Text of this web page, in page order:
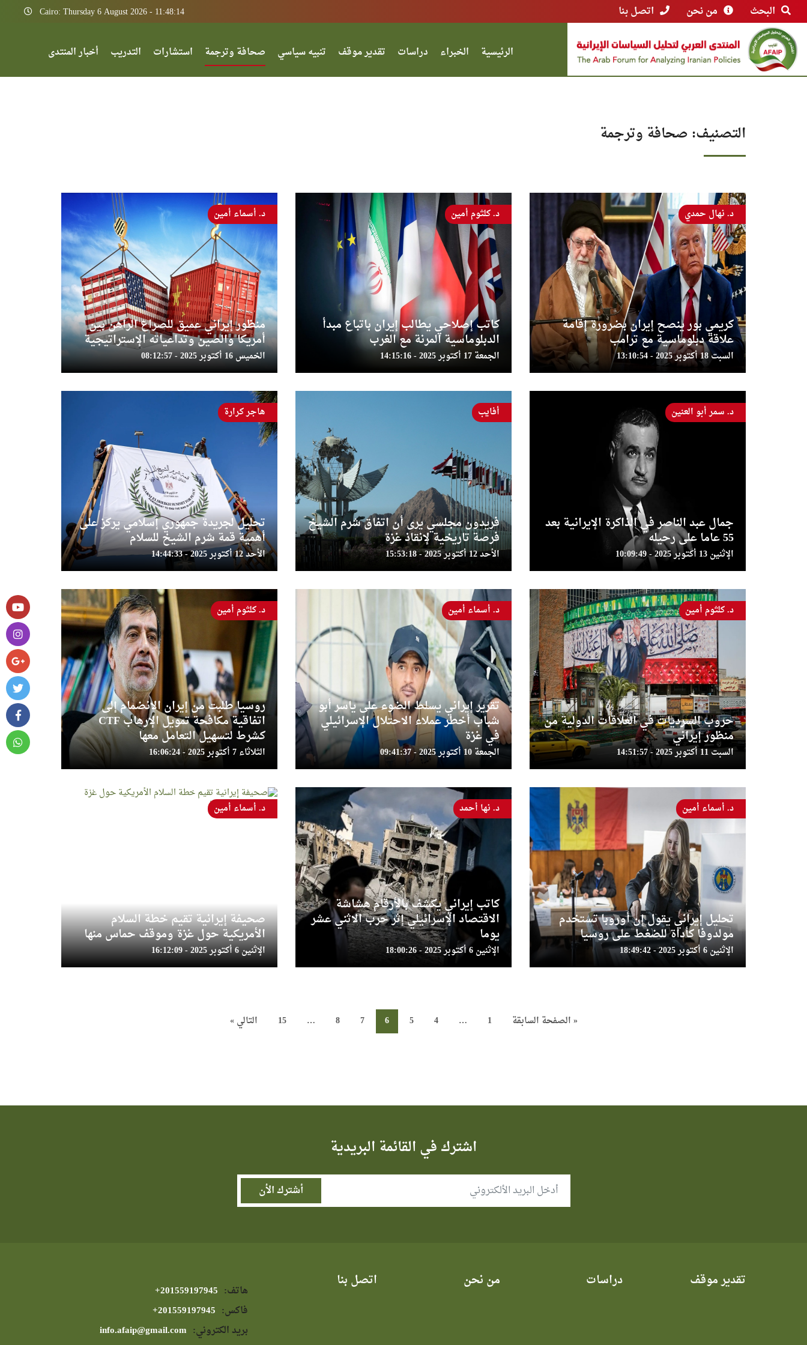
البحث من نحن اتصل بنا Cairo: Thursday 6 August 2026 - 11:48:14
الرئيسية الخبراء دراسات تقدير موقف تنبيه سياسي صحافة وترجمة استشارات التدريب أخبار المنتدى
التصنيف: صحافة وترجمة
كريمي بور ينصح إيران بضرورة إقامة
علاقة دبلوماسية مع ترامب
السبت 18 أكتوبر 2025 - 13:10:54
د. نهال حمدي
كاتب إصلاحي يطالب إيران باتباع مبدأ
الدبلوماسية المرنة مع الغرب
الجمعة 17 أكتوبر 2025 - 14:15:16
د. كلثوم أمين
منظور إيراني عميق للصراع الراهن بين
أمريكا والصين وتداعياته الإستراتيجية
الخميس 16 أكتوبر 2025 - 08:12:57
د. أسماء أمين
جمال عبد الناصر في الذاكرة الإيرانية بعد
55 عاما على رحيله
الإثنين 13 أكتوبر 2025 - 10:09:49
د. سمر أبو العنين
فريدون مجلسي يرى أن اتفاق شرم الشيخ
فرصة تاريخية لإنقاذ غزة
الأحد 12 أكتوبر 2025 - 15:53:18
أفايب
تحليل لجريدة جمهوري إسلامي يركز على
أهمية قمة شرم الشيخ للسلام
الأحد 12 أكتوبر 2025 - 14:44:33
هاجر كرارة
حروب السرديات في العلاقات الدولية من
منظور إيراني
السبت 11 أكتوبر 2025 - 14:51:57
د. كلثوم أمين
تقرير إيراني يسلط الضوء على ياسر أبو
شباب أخطر عملاء الاحتلال الإسرائيلي
في غزة
الجمعة 10 أكتوبر 2025 - 09:41:37
د. أسماء أمين
روسيا طلبت من إيران الانضمام إلى
اتفاقية مكافحة تمويل الإرهاب CTF
كشرط لتسهيل التعامل معها
الثلاثاء 7 أكتوبر 2025 - 16:06:24
د. كلثوم أمين
تحليل إيراني يقول إن أوروبا تستخدم
مولدوفا كأداة للضغط على روسيا
الإثنين 6 أكتوبر 2025 - 18:49:42
د. أسماء أمين
كاتب إيراني يكشف بالأرقام هشاشة
الاقتصاد الإسرائيلي إثر حرب الاثني عشر
يوما
الإثنين 6 أكتوبر 2025 - 18:00:26
د. نها أحمد
صحيفة إيرانية تقيم خطة السلام
الأمريكية حول غزة وموقف حماس منها
الإثنين 6 أكتوبر 2025 - 16:12:09
د. أسماء أمين
« الصفحة السابقة 1
…
4
5
6
7
8
…
15 التالي »
اشترك في القائمة البريدية
تقدير موقف دراسات من نحن اتصل بنا
هاتف:
فاكس:
بريد الكتروني: